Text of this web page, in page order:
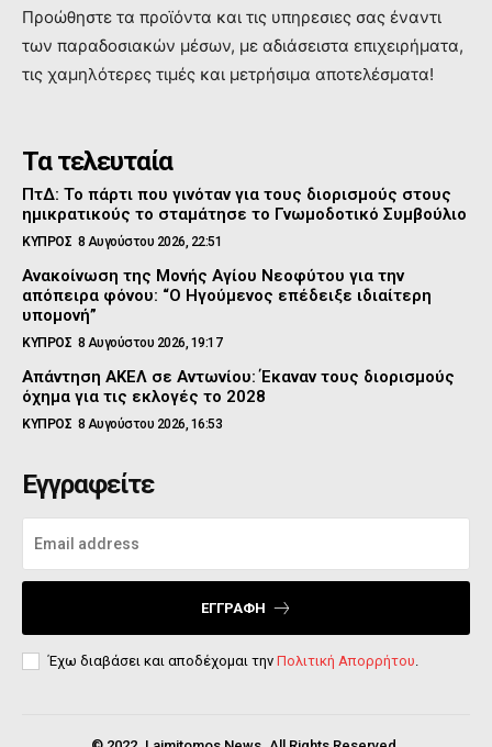
Προώθηστε τα προϊόντα και τις υπηρεσιες σας έναντι
των παραδοσιακών μέσων, με αδιάσειστα επιχειρήματα,
τις χαμηλότερες τιμές και μετρήσιμα αποτελέσματα!
Τα τελευταία
ΠτΔ: Το πάρτι που γινόταν για τους διορισμούς στους
ημικρατικούς το σταμάτησε το Γνωμοδοτικό Συμβούλιο
ΚΥΠΡΟΣ 8 Αυγούστου 2026, 22:51
Ανακοίνωση της Μονής Αγίου Νεοφύτου για την
απόπειρα φόνου: “Ο Ηγούμενος επέδειξε ιδιαίτερη
υπομονή”
ΚΥΠΡΟΣ 8 Αυγούστου 2026, 19:17
Απάντηση ΑΚΕΛ σε Αντωνίου: Έκαναν τους διορισμούς
όχημα για τις εκλογές το 2028
ΚΥΠΡΟΣ 8 Αυγούστου 2026, 16:53
Εγγραφείτε
ΕΓΓΡΑΦΉ
Έχω διαβάσει και αποδέχομαι την Πολιτική Απορρήτου.